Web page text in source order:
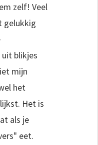
zelf! Veel
gelukkig
blikjes
mijn
het
Het is
als je
eet.